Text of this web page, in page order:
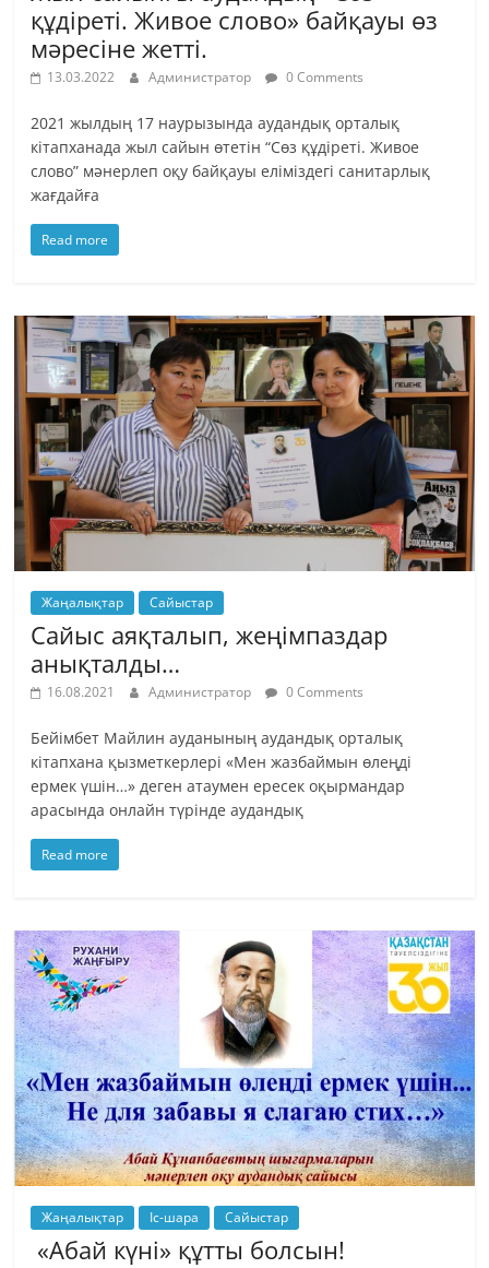
құдіреті. Живое слово» байқауы өз
мәресіне жетті.
13.03.2022 Администратор 0 Comments
2021 жылдың 17 наурызында аудандық орталық
кітапханада жыл сайын өтетін “Сөз құдіреті. Живое
слово” мәнерлеп оқу байқауы еліміздегі санитарлық
жағдайға
Read more
Жаңалықтар Сайыстар
Сайыс аяқталып, жеңімпаздар
анықталды…
16.08.2021 Администратор 0 Comments
Бейімбет Майлин ауданының аудандық орталық
кітапхана қызметкерлері «Мен жазбаймын өлеңді
ермек үшін…» деген атаумен ересек оқырмандар
арасында онлайн түрінде аудандық
Read more
Жаңалықтар Іс-шара Сайыстар
«Абай күні» құтты болсын!